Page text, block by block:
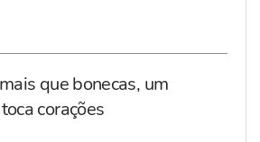
que bonecas, um
corações